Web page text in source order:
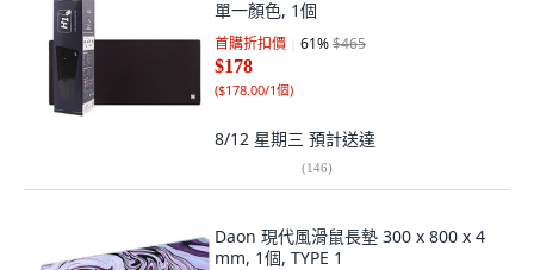
單一顏色, 1個
首購折扣價 61%$465
$178
($178.00/1個)
8/12 星期三 預計送達
(146)
Daon 現代風滑鼠長墊 300 x 800 x 4
mm, 1個, TYPE 1